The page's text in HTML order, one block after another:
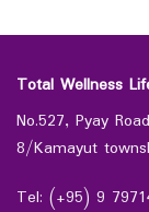
Total Wellness
No.527, Pyay
8/Kamayut
Tel: (+95) 9